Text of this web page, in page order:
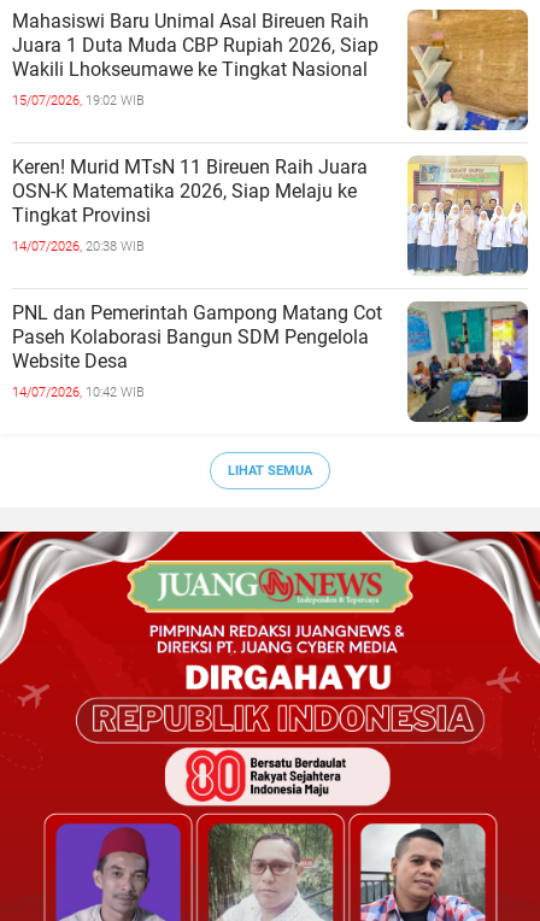
Mahasiswi Baru Unimal Asal Bireuen Raih
Juara 1 Duta Muda CBP Rupiah 2026, Siap
Wakili Lhokseumawe ke Tingkat Nasional
15/07/2026, 19:02 WIB
Keren! Murid MTsN 11 Bireuen Raih Juara
OSN-K Matematika 2026, Siap Melaju ke
Tingkat Provinsi
14/07/2026, 20:38 WIB
PNL dan Pemerintah Gampong Matang Cot
Paseh Kolaborasi Bangun SDM Pengelola
Website Desa
14/07/2026, 10:42 WIB
LIHAT SEMUA